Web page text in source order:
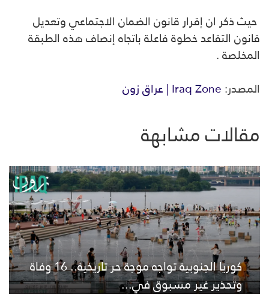
حيث ذكر ان إقرار قانون الضمان الاجتماعي وتعديل
قانون التقاعد خطوة فاعلة باتجاه إنصاف هذه الطبقة
المخلصة .
المصدر:Iraq Zone | عراق زون
مقالات مشابهة
كوريا الجنوبية تواجه موجة حر تاريخية.. 16 وفاة
وتحذير غير مسبوق في...